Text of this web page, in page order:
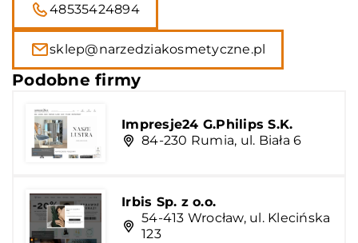
48535424894
sklep@narzedziakosmetyczne.pl
Podobne firmy
Impresje24 G.Philips S.K.
84-230 Rumia, ul. Biała 6
Irbis Sp. z o.o.
54-413 Wrocław, ul. Klecińska
123